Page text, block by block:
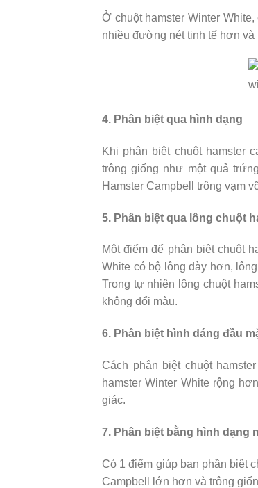
Ở chuột hamster Winter
nhiều đường nét tinh tế hơn
4. Phân biệt qua hình dạng
Khi phân biệt chuột hamster
trông giống như một quả
Hamster Campbell trông vạm
5. Phân biệt qua lông chuột
Một điểm để phân biệt chuột
White có bộ lông dày hơn,
Trong tự nhiên lông chuột
không đổi màu.
6. Phân biệt hình dáng đầu
Cách phân biệt chuột
hamster Winter White rộng
giác.
7. Phân biệt bằng hình dạng
Có 1 điểm giúp bạn phần biệt
Campbell lớn hơn và trông